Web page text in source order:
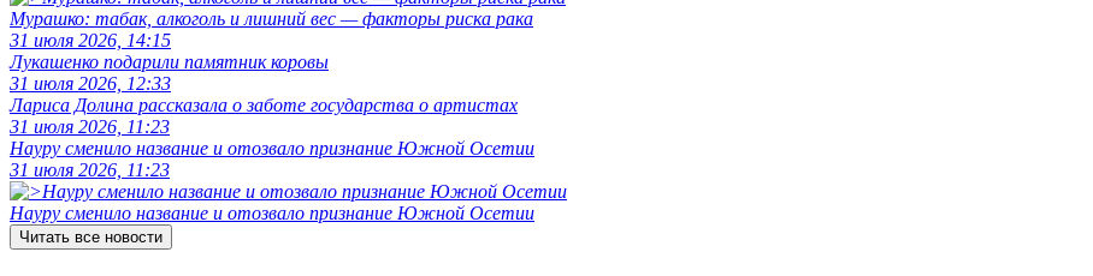
Мурашко: табак, алкоголь и лишний вес — факторы риска рака
31 июля 2026, 14:15
Лукашенко подарили памятник коровы
31 июля 2026, 12:33
Лариса Долина рассказала о заботе государства о артистах
31 июля 2026, 11:23
Науру сменило название и отозвало признание Южной Осетии
31 июля 2026, 11:23
Науру сменило название и отозвало признание Южной Осетии
Читать все новости